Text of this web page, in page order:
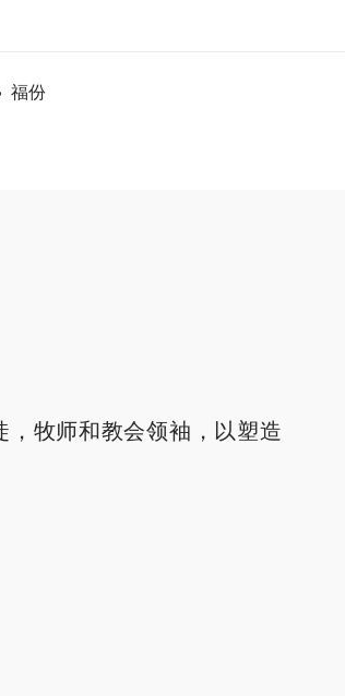
福份
牧师和教会领袖，以塑造